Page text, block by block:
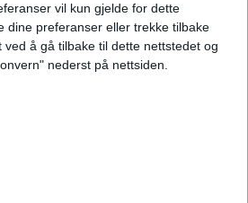
vil kun gjelde for dette
dine preferanser eller trekke tilbake
å gå tilbake til dette nettstedet og
nederst på nettsiden.
i Frognerkilen
Har kostet